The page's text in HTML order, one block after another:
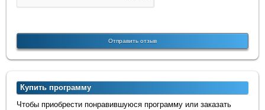
Купить программу
Чтобы приобрести понравившуюся программу или заказать